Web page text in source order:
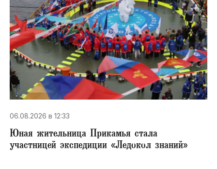
06.08.2026 в 12:33
Юная жительница Прикамья стала
участницей экспедиции «Ледокол знаний»